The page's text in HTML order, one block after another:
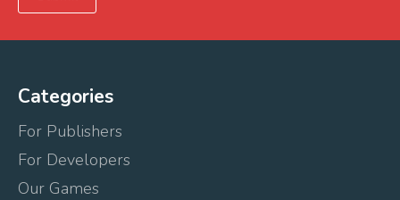
Categories
For Publishers
For Developers
Our Games